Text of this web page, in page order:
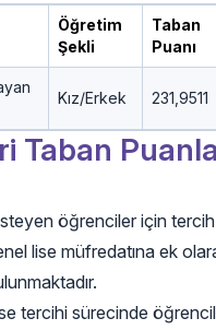
Öğretim
Şekli
Taban
Puanı
Kız/Erkek 231,9511
Taban
öğrenciler için
lise müfredatına ek
tercihi sürecinde